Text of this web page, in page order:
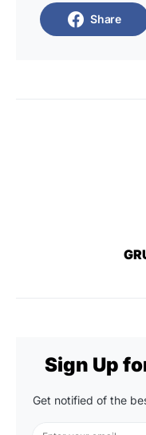
Share
Sign Up
Get notified of the